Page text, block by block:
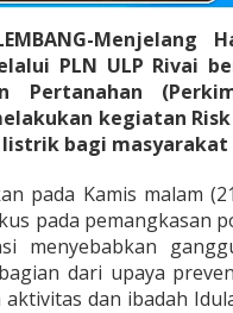
PLN ULP Rivai
Pertanahan
kegiatan
bagi masyarakat
pada Kamis malam
pada pemangkasan
menyebabkan
dari upaya
dan ibadah